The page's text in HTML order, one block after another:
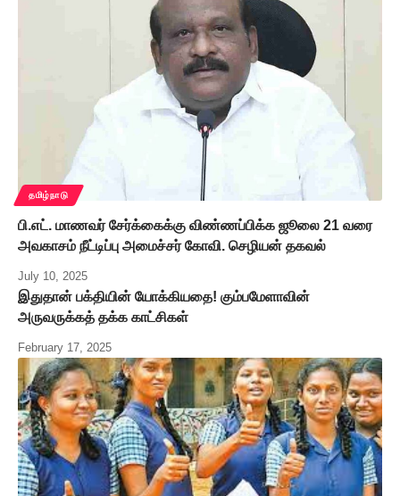
தமிழ்நாடு
பி.எட். மாணவர் சேர்க்கைக்கு விண்ணப்பிக்க ஜூலை 21 வரை
அவகாசம் நீட்டிப்பு அமைச்சர் கோவி. செழியன் தகவல்
July 10, 2025
இதுதான் பக்தியின் யோக்கியதை! கும்பமேளாவின்
அருவருக்கத் தக்க காட்சிகள்
February 17, 2025